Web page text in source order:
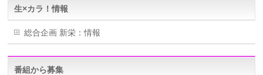
生×カラ！情報
総合企画 新栄：情報
番組から募集